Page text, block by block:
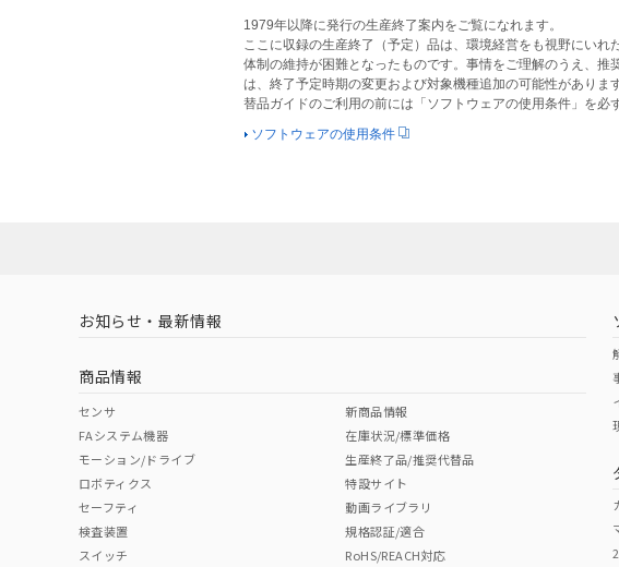
1979年以降に発行の生産終了案内をご覧になれます。
ここに収録の生産終了（予定）品は、環境経営をも視野にい
体制の維持が困難となったものです。事情をご理解のうえ、
は、終了予定時期の変更および対象機種追加の可能性があり
替品ガイドのご利用の前には「ソフトウェアの使用条件」を必
ソフトウェアの使用条件
お知らせ・最新情報
商品情報
センサ
FAシステム機器
モーション/ドライブ
ロボティクス
セーフティ
検査装置
スイッチ
新商品情報
在庫状況/標準価格
生産終了品/推奨代替品
特設サイト
動画ライブラリ
規格認証/適合
RoHS/REACH対応